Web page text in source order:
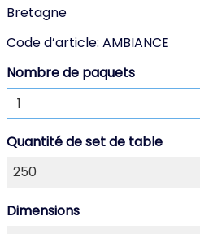
Bretagne
Code d’article: AMBIANCE
Nombre de paquets
Quantité de set de table
Dimensions